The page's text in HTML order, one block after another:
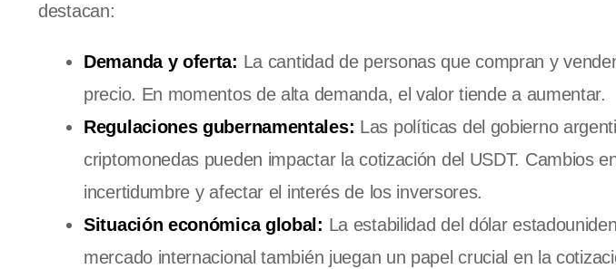
destacan:
Demanda y oferta: La cantidad de personas que compran y
precio. En momentos de alta demanda, el valor tiende a aumentar.
Regulaciones gubernamentales: Las políticas del gobierno
criptomonedas pueden impactar la cotización del USDT. Cambios
incertidumbre y afectar el interés de los inversores.
Situación económica global: La estabilidad del dólar
mercado internacional también juegan un papel crucial en la